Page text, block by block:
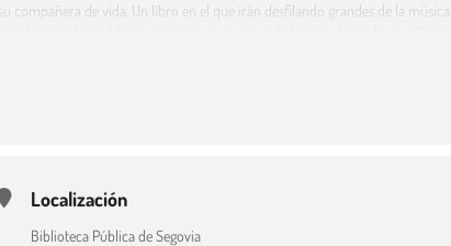
de vida. Un libro en el que irán desfilando grandes de la música,
mujer se merece por todo lo que ha supuesto en la época en la que vivió y
Localización
Biblioteca Pública de Segovia